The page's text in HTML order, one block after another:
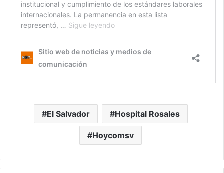
El Salvador Hospital Rosales
Hoycomsv